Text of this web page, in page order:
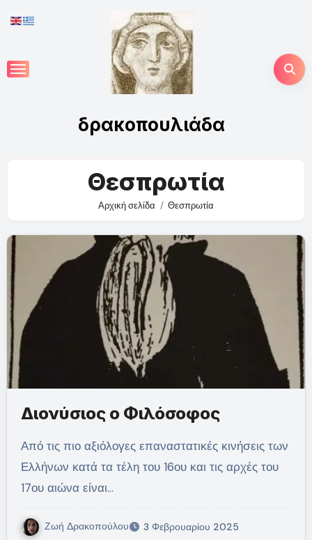
to
δρακοπουλιάδα
Θεσπρωτία
Αρχική σελίδα Θεσπρωτία
Διονύσιος ο Φιλόσοφος
Από τις πιο αξιόλογες επαναστατικές κινήσεις των
Ελλήνων κατά τα τέλη του 16ου και τις αρχές του
17ου αιώνα είναι…
Ζωή Δρακοπούλου 3 Φεβρουαρίου 2025